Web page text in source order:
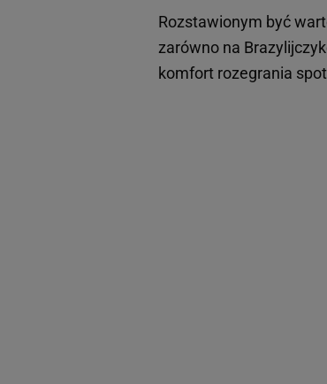
Rozstawionym być
zarówno na
komfort rozegrania